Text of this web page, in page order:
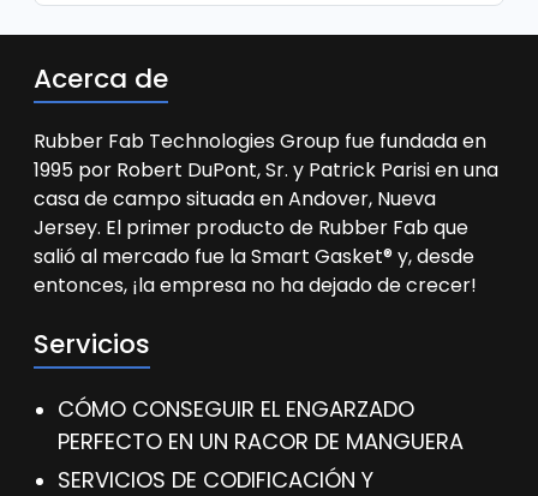
Acerca de
Rubber Fab Technologies Group fue fundada en
1995 por Robert DuPont, Sr. y Patrick Parisi en una
casa de campo situada en Andover, Nueva
Jersey. El primer producto de Rubber Fab que
salió al mercado fue la Smart Gasket® y, desde
entonces, ¡la empresa no ha dejado de crecer!
Servicios
CÓMO CONSEGUIR EL ENGARZADO
PERFECTO EN UN RACOR DE MANGUERA
SERVICIOS DE CODIFICACIÓN Y